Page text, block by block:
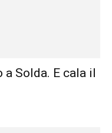
Solda. E cala il